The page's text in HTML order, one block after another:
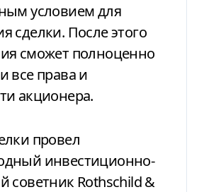
условием для
сделки. После этого
сможет полноценно
все права и
акционера.
провел
инвестиционно-
советник Rothschild &